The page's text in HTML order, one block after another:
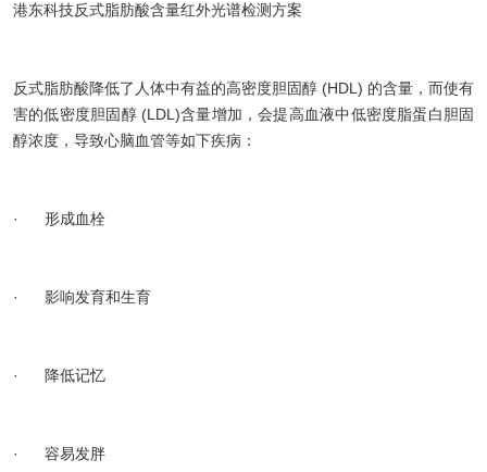
港东科技反式脂肪酸含量红外光谱检测方案
反式脂肪酸降低了人体中有益的高密度胆固醇 (HDL) 的含量，而使有
害的低密度胆固醇 (LDL)含量增加，会提高血液中低密度脂蛋白胆固
醇浓度，导致心脑血管等如下疾病：
· 形成血栓
· 影响发育和生育
· 降低记忆
· 容易发胖